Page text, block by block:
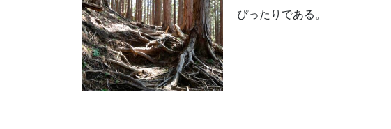
ぴったりである。